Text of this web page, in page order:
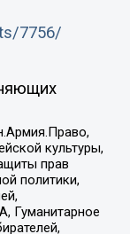
7756/
культуры,
прав
политики,
Гуманитарное